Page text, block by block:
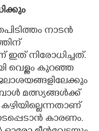
നാടൻ
ഇത് നിരോധിച്ചത്.
വെള്ളം കുറഞ്ഞ
മത്സ്യങ്ങൾക്ക്
കാരണം.